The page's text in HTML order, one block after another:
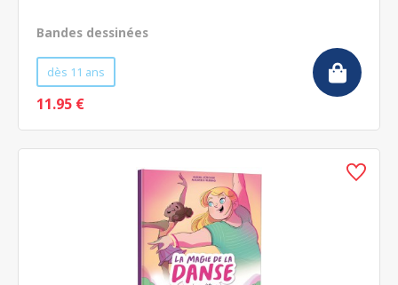
Bandes dessinées
dès 11 ans
11.95 €